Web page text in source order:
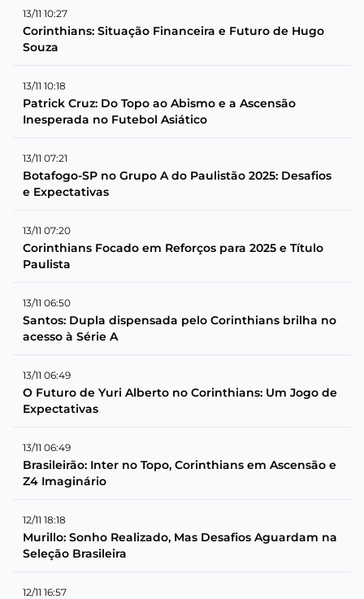
13/11 10:27
Corinthians: Situação Financeira e Futuro de Hugo
Souza
13/11 10:18
Patrick Cruz: Do Topo ao Abismo e a Ascensão
Inesperada no Futebol Asiático
13/11 07:21
Botafogo-SP no Grupo A do Paulistão 2025: Desafios
e Expectativas
13/11 07:20
Corinthians Focado em Reforços para 2025 e Título
Paulista
13/11 06:50
Santos: Dupla dispensada pelo Corinthians brilha no
acesso à Série A
13/11 06:49
O Futuro de Yuri Alberto no Corinthians: Um Jogo de
Expectativas
13/11 06:49
Brasileirão: Inter no Topo, Corinthians em Ascensão e
Z4 Imaginário
12/11 18:18
Murillo: Sonho Realizado, Mas Desafios Aguardam na
Seleção Brasileira
12/11 16:57